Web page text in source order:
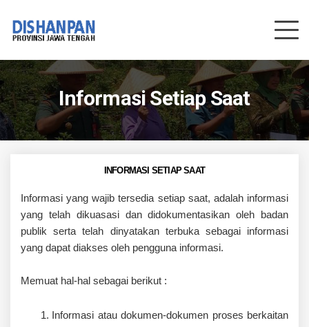
Informasi Setiap Saat
INFORMASI SETIAP SAAT
Informasi yang wajib tersedia setiap saat, adalah informasi
yang telah dikuasasi dan didokumentasikan oleh badan
publik serta telah dinyatakan terbuka sebagai informasi
yang dapat diakses oleh pengguna informasi.
Memuat hal-hal sebagai berikut :
Informasi atau dokumen-dokumen proses berkaitan